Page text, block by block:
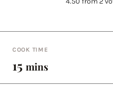
COOK TIME
15minutes
mins